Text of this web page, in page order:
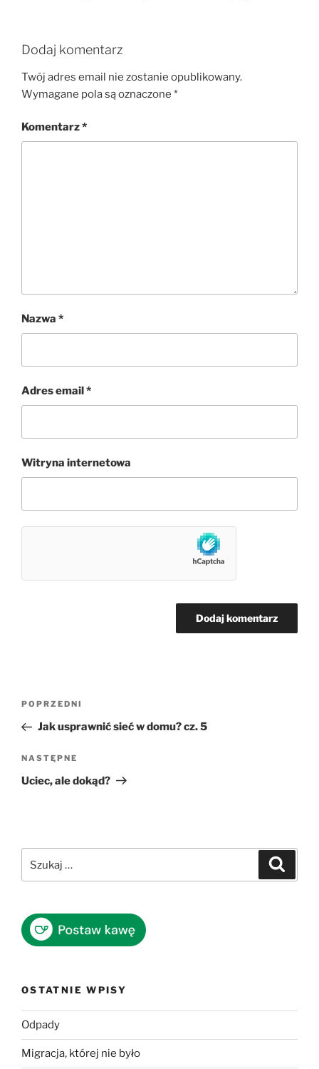
Dodaj komentarz
Twój adres email nie zostanie opublikowany.
Wymagane pola są oznaczone *
Komentarz*
Nazwa *
Adres email*
Witryna internetowa
Nawigacja
Poprzedni
wpis
POPRZEDNI
Jak usprawnić sieć w domu? cz. 5
Następny
wpis
NASTĘPNE
Uciec, ale dokąd?
OSTATNIE WPISY
Odpady
Migracja, której nie było